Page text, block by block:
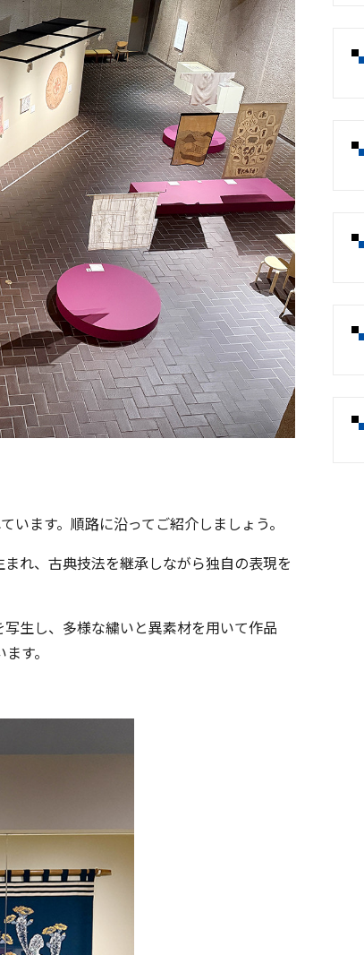
ます。順路に沿ってご紹介しましょう。
れ、古典技法を継承しながら独自の表現を
生し、多様な繍いと異素材を用いて作品
す。